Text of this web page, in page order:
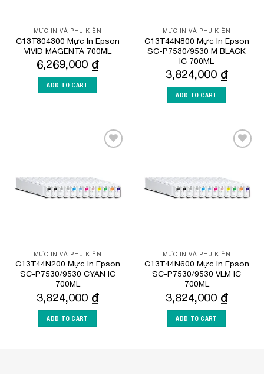
MỰC IN VÀ PHỤ KIỆN
C13T804300 Mực In Epson
VIVID MAGENTA 700ML
6,269,000 ₫
ADD TO CART
MỰC IN VÀ PHỤ KIỆN
C13T44N800 Mực In Epson
SC-P7530/9530 M BLACK
IC 700ML
3,824,000 ₫
ADD TO CART
MỰC IN VÀ PHỤ KIỆN
C13T44N200 Mực In Epson
SC-P7530/9530 CYAN IC
700ML
3,824,000 ₫
ADD TO CART
MỰC IN VÀ PHỤ KIỆN
C13T44N600 Mực In Epson
SC-P7530/9530 VLM IC
700ML
3,824,000 ₫
ADD TO CART